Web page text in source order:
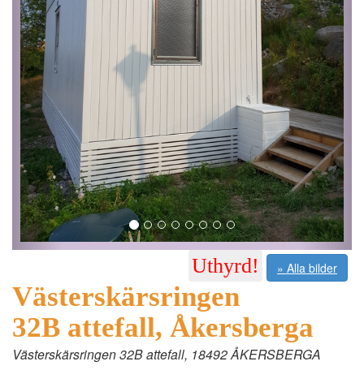
» Alla bilder
Uthyrd!
Västerskärsringen
32B attefall, Åkersberga
Västerskärsringen 32B attefall, 18492 ÅKERSBERGA